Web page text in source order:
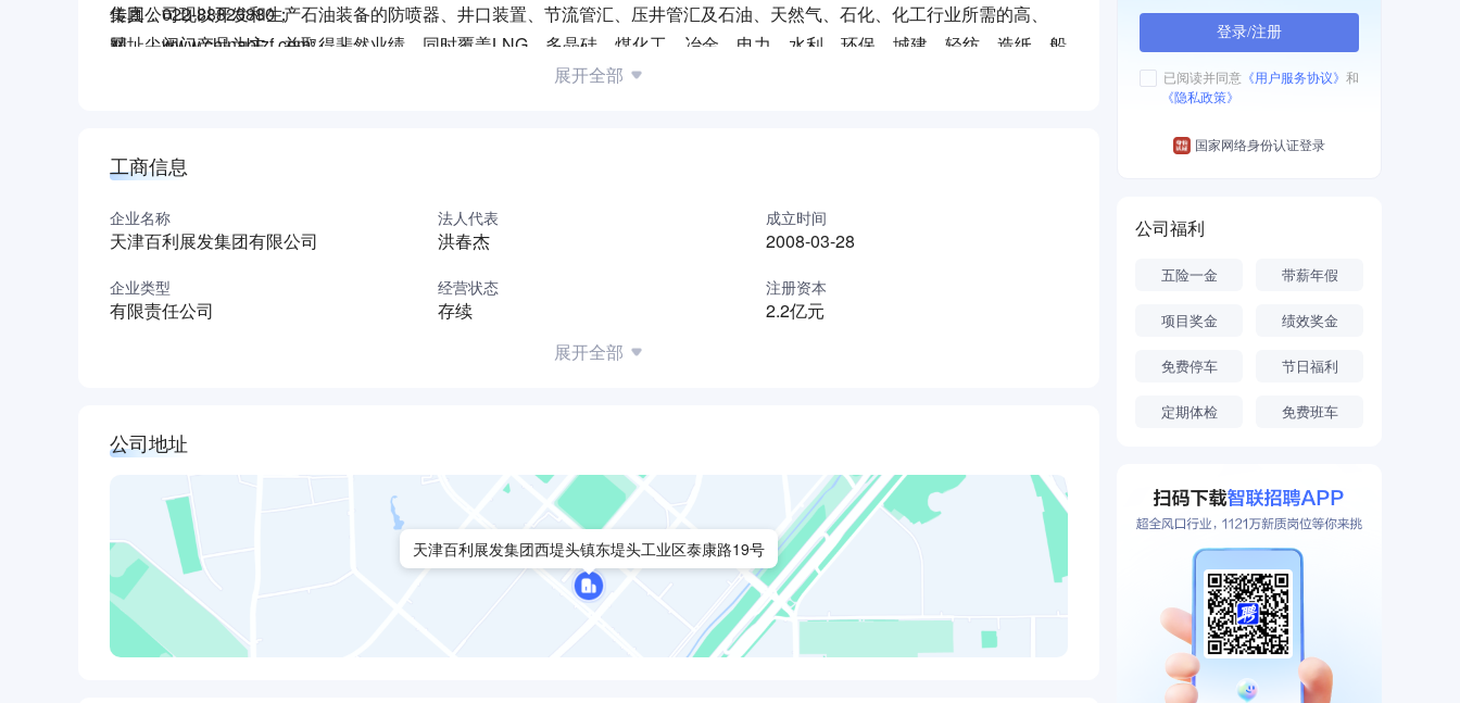
集团公司现以开发和生产石油装备的防喷器、井口装置、节流管汇、压井管汇及石油、天然气、石化、化工行业所需的高、
精、尖阀门产品为主，并取得斐然业绩，同时覆盖LNG、多晶硅、煤化工、冶金、电力、水利、环保、城建、轻纺、造纸、船
舶等行业，并不断开发出具有自主知识产权的产品。经过多年不懈努力，目前“TF”商标已成为业内颇具影响力的知名品牌，部
研发、制造、检测、服务、销售为一体的大型石油装备及高端阀门产业基地，设有营销中心、客服中心、研发中心、机加工中
（套），提供2300余个就业岗位，产品研发团队不少于400人，可实现产值10亿元以上，出口额比重不低于40%；申报成立天
津市级石油装备与阀门研究所、石油装备与阀门检测中心。
天津百利展发集团将始终秉持“专业、高效、信赖、共赢”的核心理念，以满足客户需求为己任，以肩负社会责任为立足根本，
以实现企业社会价值为目标，致力于为客户提供优质产品、服务及一体化系统集成方案，将“百利展发”打造成为国内一流、国
际知名的石油装备与高端阀门研发、生产、销售及服务的产业基地，为成就中国民族工业的骄傲孜孜不倦。
传真：022-88823880；
网址：www.chinablzf.com;
展开全部
工商信息
企业名称
天津百利展发集团有限公司
法人代表
洪春杰
成立时间
2008-03-28
企业类型
有限责任公司
经营状态
存续
注册资本
2.2亿元
展开全部
公司地址
天津百利展发集团西堤头镇东堤头工业区泰康路19号
登录/注册
已阅读并同意 《用户服务协议》 和
《隐私政策》
国家网络身份认证登录
公司福利
五险一金 带薪年假
项目奖金 绩效奖金
免费停车 节日福利
定期体检 免费班车